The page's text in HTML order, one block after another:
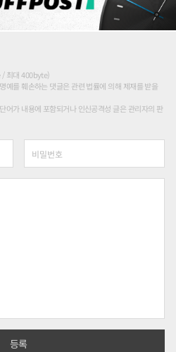
/ 최대 400byte)
예를 훼손하는 댓글은 관련 법률에 의해 제재를 받을
어가 내용에 포함되거나 인신공격성 글은 관리자의 판